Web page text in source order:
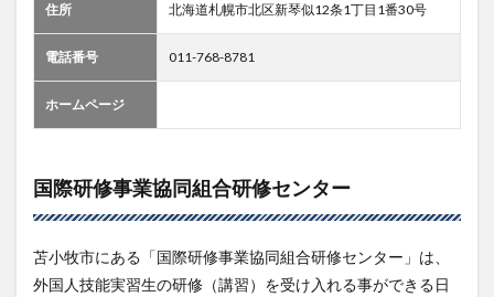
住所 北海道札幌市北区新琴似12条1丁目1番30号
電話番号 011-768-8781
ホームページ
国際研修事業協同組合研修センター
苫小牧市にある「国際研修事業協同組合研修センター」は、
外国人技能実習生の研修（講習）を受け入れる事ができる日